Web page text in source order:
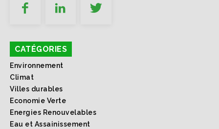
CATÉGORIES
Environnement
Climat
Villes durables
Economie Verte
Energies Renouvelables
Eau et Assainissement